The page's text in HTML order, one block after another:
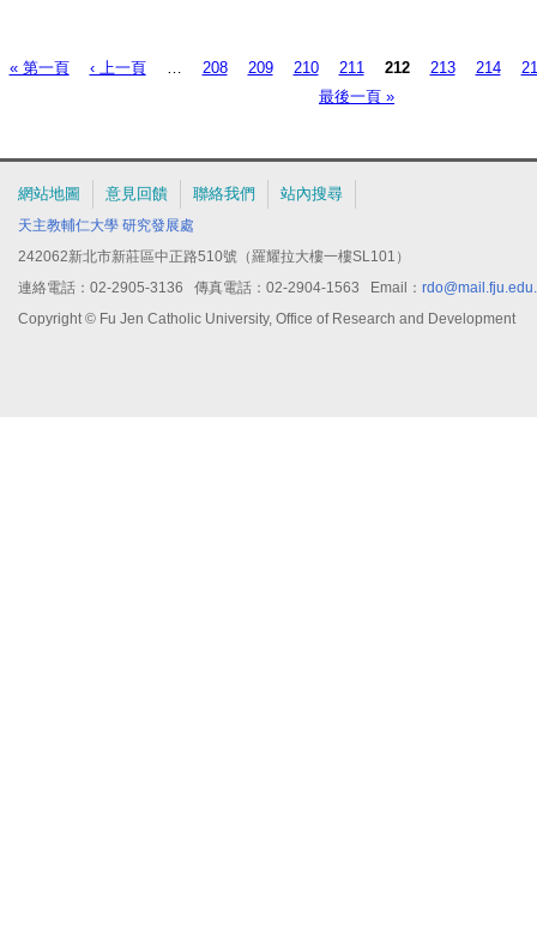
頁面
« 第一頁 ‹ 上一頁 208 209 210 211 212 213 214
最後一頁 »
網站地圖 意見回饋 聯絡我們 站內搜尋
天主教輔仁大學 研究發展處
242062新北市新莊區中正路510號（羅耀拉大樓一樓SL101）
連絡電話：02-2905-3136 傳真電話：02-2904-1563 Email：
Copyright © Fu Jen Catholic University, Office of Research and Development